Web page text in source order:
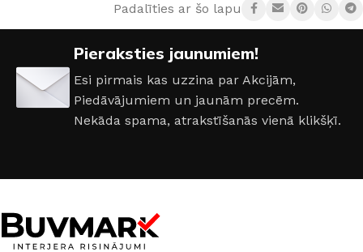
Afirmax
KOLEKCIJA Legnar
Padalīties ar šo lapu:
Pieraksties jaunumiem!
Esi pirmais kas uzzina par Akcijām,
Piedāvājumiem un jaunām precēm.
Nekāda spama, atrakstīšanās vienā klikšķī.